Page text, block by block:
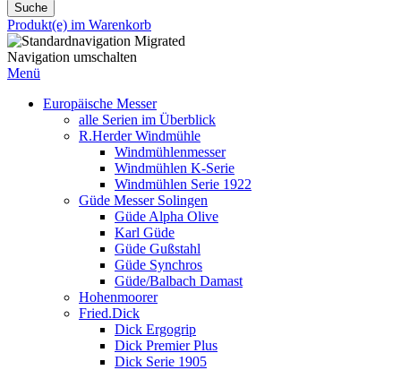
Suche
Produkt(e) im Warenkorb
Navigation umschalten
Menü
Europäische Messer
alle Serien im Überblick
R.Herder Windmühle
Windmühlenmesser
Windmühlen K-Serie
Windmühlen Serie 1922
Güde Messer Solingen
Güde Alpha Olive
Karl Güde
Güde Gußstahl
Güde Synchros
Güde/Balbach Damast
Hohenmoorer
Fried.Dick
Dick Ergogrip
Dick Premier Plus
Dick Serie 1905